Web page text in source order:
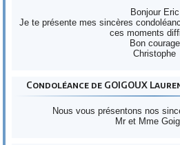
Bonjour Eric
Je te présente mes sincères
ces moments
Bon courage
Christophe
Condoléance de GOIGOUX
Nous vous présentons nos
Mr et Mme